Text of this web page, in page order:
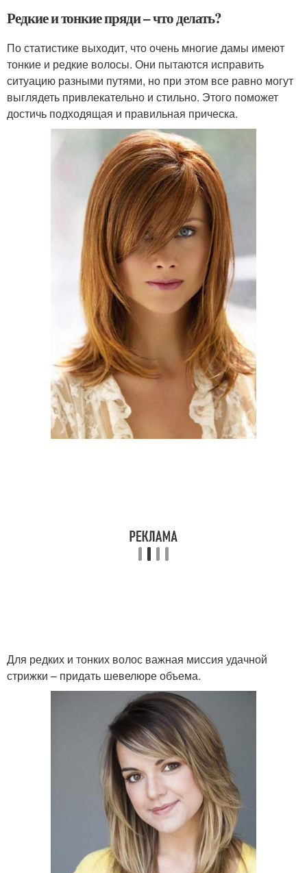
Редкие и тонкие пряди – что делать?
По статистике выходит, что очень многие дамы имеют
тонкие и редкие волосы. Они пытаются исправить
ситуацию разными путями, но при этом все равно могут
выглядеть привлекательно и стильно. Этого поможет
достичь подходящая и правильная прическа.
Для редких и тонких волос важная миссия удачной
стрижки – придать шевелюре объема.